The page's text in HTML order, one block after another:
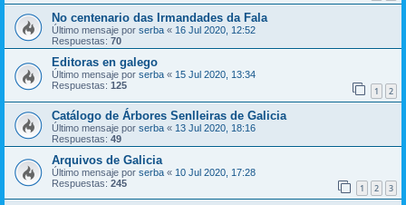
No centenario das Irmandades da Fala
Último mensaje por serba « 16 Jul 2020, 12:52
Respuestas: 70
Editoras en galego
Último mensaje por serba « 15 Jul 2020, 13:34
Respuestas: 125 1 2
Catálogo de Árbores Senlleiras de Galicia
Último mensaje por serba « 13 Jul 2020, 18:16
Respuestas: 49
Arquivos de Galicia
Último mensaje por serba « 10 Jul 2020, 17:28
Respuestas: 245 1 2 3